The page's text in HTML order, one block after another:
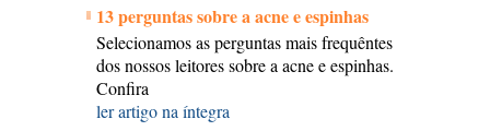
13 perguntas sobre a acne e espinhas
Selecionamos as perguntas mais frequêntes
dos nossos leitores sobre a acne e espinhas.
Confira
ler artigo na íntegra